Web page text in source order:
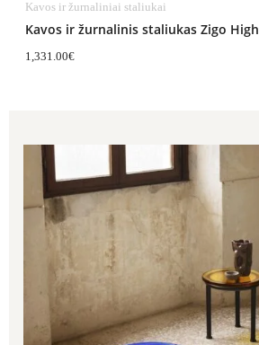
Kavos ir žurnaliniai staliukai
Kavos ir žurnalinis staliukas Zigo High
1,331.00€